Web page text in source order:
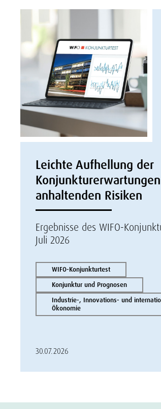
Leichte Aufhellung der
anhaltenden Risiken
Ergebnisse des WIFO-
Juli 2026
WIFO-Konjunkturtest
Konjunktur und Prognosen
Industrie-, Innovations- und
Ökonomie
30.07.2026